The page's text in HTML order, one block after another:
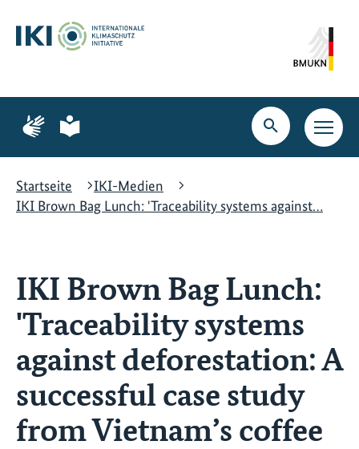
Hauptinhalt
springen
Suche
springen
Hauptnavigation
springen
Zur
Seite
Gebärdensprache
Zur
Seite
leichte
Suche
öffnen
Startseite
IKI-Medien
IKI Brown Bag Lunch: 'Traceability systems against…
IKI Brown Bag Lunch:
'Traceability systems
against deforestation: A
successful case study
from Vietnam’s coffee